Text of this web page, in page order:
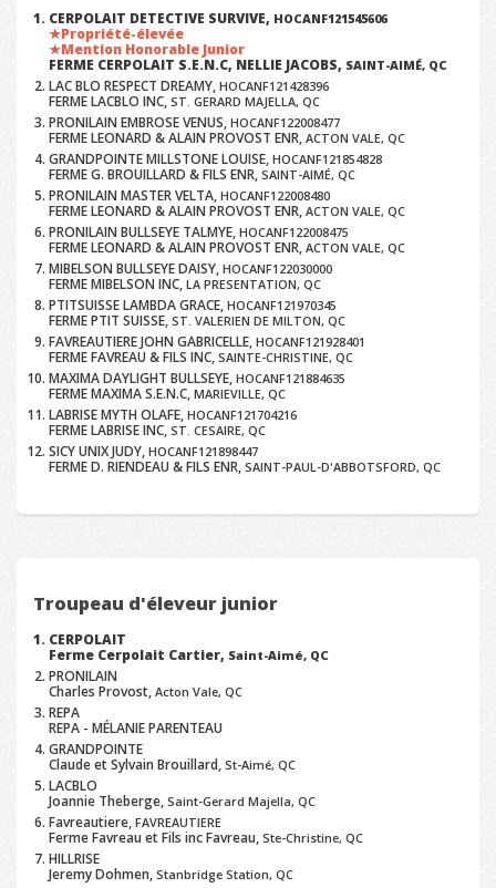
CERPOLAIT DETECTIVE SURVIVE, HOCANF121545606
Propriété-élevée
Mention Honorable Junior
FERME CERPOLAIT S.E.N.C, NELLIE JACOBS, SAINT-AIMÉ, QC
LAC BLO RESPECT DREAMY,HOCANF121428396
FERME LACBLO INC,ST. GERARD MAJELLA, QC
PRONILAIN EMBROSE VENUS,HOCANF122008477
FERME LEONARD & ALAIN PROVOST ENR,ACTON VALE, QC
GRANDPOINTE MILLSTONE LOUISE,HOCANF121854828
FERME G. BROUILLARD & FILS ENR,SAINT-AIMÉ, QC
PRONILAIN MASTER VELTA,HOCANF122008480
FERME LEONARD & ALAIN PROVOST ENR,ACTON VALE, QC
PRONILAIN BULLSEYE TALMYE,HOCANF122008475
FERME LEONARD & ALAIN PROVOST ENR,ACTON VALE, QC
MIBELSON BULLSEYE DAISY,HOCANF122030000
FERME MIBELSON INC,LA PRESENTATION, QC
PTITSUISSE LAMBDA GRACE,HOCANF121970345
FERME PTIT SUISSE,ST. VALERIEN DE MILTON, QC
FAVREAUTIERE JOHN GABRICELLE,HOCANF121928401
FERME FAVREAU & FILS INC,SAINTE-CHRISTINE, QC
MAXIMA DAYLIGHT BULLSEYE,HOCANF121884635
FERME MAXIMA S.E.N.C,MARIEVILLE, QC
LABRISE MYTH OLAFE,HOCANF121704216
FERME LABRISE INC,ST. CESAIRE, QC
SICY UNIX JUDY,HOCANF121898447
FERME D. RIENDEAU & FILS ENR,SAINT-PAUL-D'ABBOTSFORD, QC
Troupeau d'éleveur junior
CERPOLAIT
Ferme Cerpolait Cartier, Saint-Aimé, QC
PRONILAIN
Charles Provost,Acton Vale, QC
REPA
REPA - MÉLANIE PARENTEAU
GRANDPOINTE
Claude et Sylvain Brouillard,St-Aimé, QC
LACBLO
Joannie Theberge,Saint-Gerard Majella, QC
Favreautiere,FAVREAUTIERE
Ferme Favreau et Fils inc Favreau,Ste-Christine, QC
HILLRISE
Jeremy Dohmen,Stanbridge Station, QC